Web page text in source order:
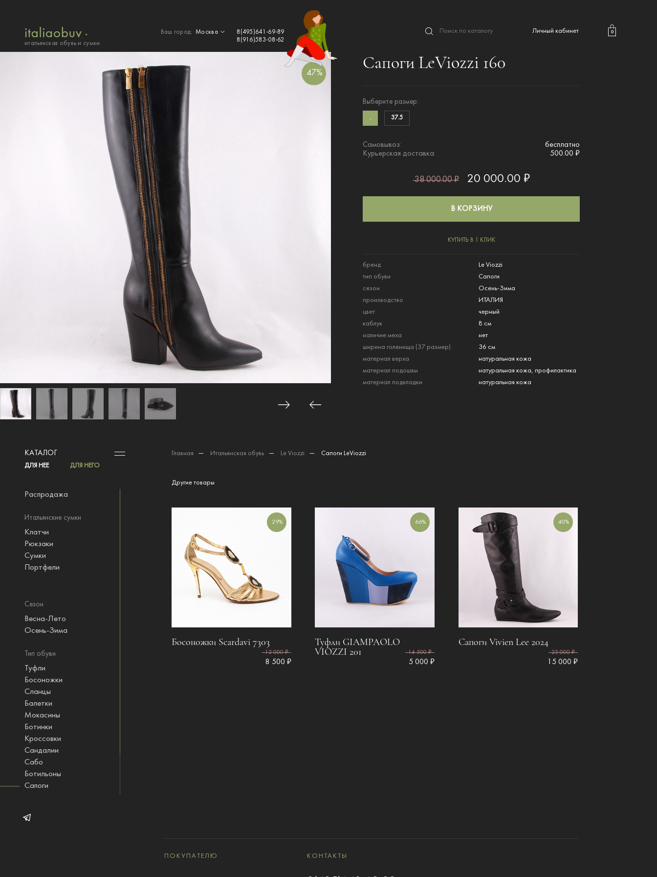
итальянская обувь и сумки
Ваш город:Москва
8(495)641-69-89
8(916)583-08-62
Личный кабинет 0
47%
Сапоги LeViozzi 160
Выберите размер:
. 37.5
Самовывоз:
бесплатно
Курьерская доставка:
500.00 ₽
38 000.00 ₽ 20 000.00 ₽
В КОРЗИНУ
КУПИТЬ В 1 КЛИК
бренд
Le Viozzi
тип обуви
Сапоги
сезон
Осень-Зима
производство
ИТАЛИЯ
цвет
черный
каблук
8 см
наличие меха
нет
ширина голенища (37 размер)
36 см
материал верха
натуральная кожа
материал подошвы
натуральная кожа, профилактика
материал подкладки
натуральная кожа
КАТАЛОГ
ДЛЯ НЕЕ ДЛЯ НЕГО
Распродажа
Итальянские сумки
Клатчи
Рюкзаки
Сумки
Портфели
Сезон
Весна-Лето
Осень-Зима
Тип обуви
Туфли
Босоножки
Сланцы
Балетки
Мокасины
Ботинки
Кроссовки
Сандалии
Сабо
Ботильоны
Сапоги
Главная — Итальянская обувь — Le Viozzi — Сапоги LeViozzi
Другие товары
29%
Босоножки Scardavi 7303
12 000 ₽
8 500 ₽
66%
Туфли GIAMPAOLO
VIOZZI 201
14 500 ₽
5 000 ₽
40%
Сапоги Vivien Lee 2024
25 000 ₽
15 000 ₽
ПОКУПАТЕЛЮ КОНТАКТЫ